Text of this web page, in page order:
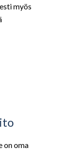
myös
on oma